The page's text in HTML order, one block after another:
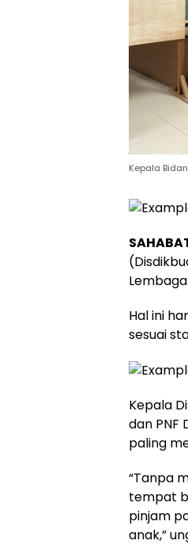
Kepala
Hal ini
sesuai
Kepala
dan PNF
paling
“Tanpa
tempat
pinjam
anak,”